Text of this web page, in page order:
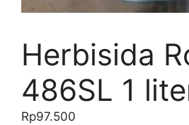
Herbisida
486SL 1
Rp97.500